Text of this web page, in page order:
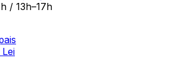
/ 13h–17h